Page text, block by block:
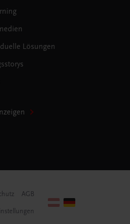
Lösungen
AGB